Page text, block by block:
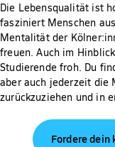
Die Lebensqualität ist
fasziniert Menschen
Mentalität der
freuen. Auch im
Studierende froh. Du
aber auch jederzeit die
zurückzuziehen und in
Fordere